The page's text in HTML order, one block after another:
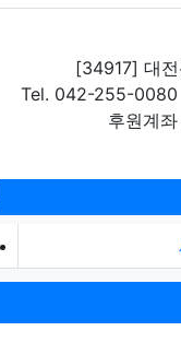
[34917] 대
Tel. 042-255-0080
후원계